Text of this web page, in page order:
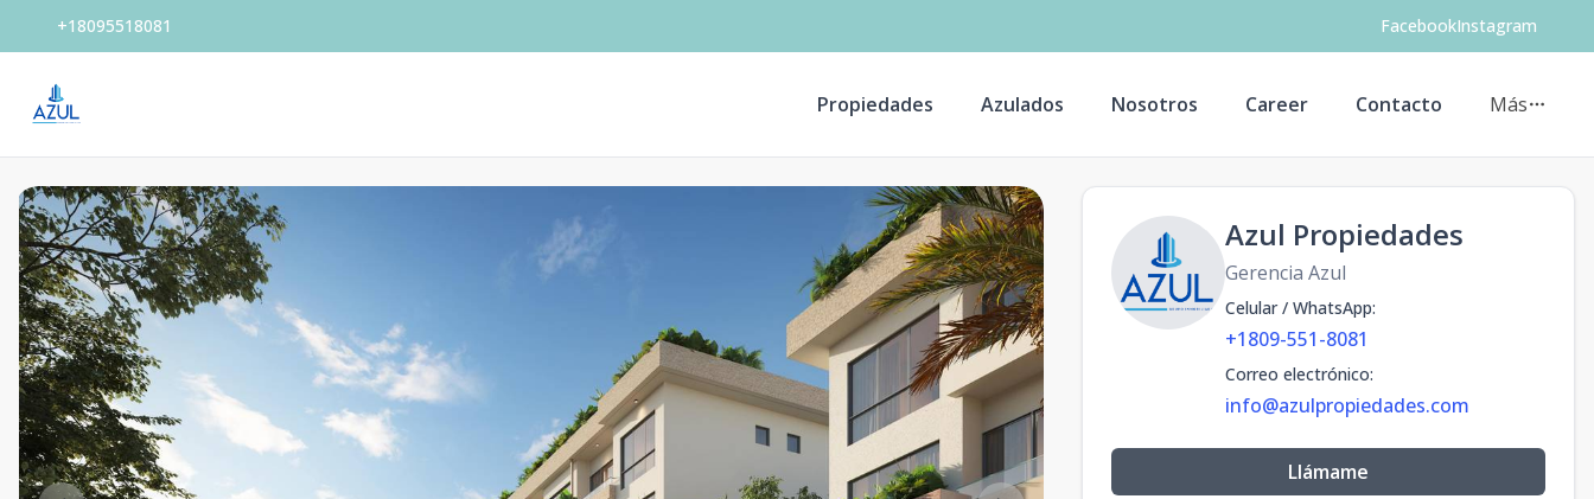
+18095518081 FacebookInstagram
Propiedades Azulados Nosotros Career Contacto Más
Azul Propiedades
Gerencia Azul
Celular / WhatsApp:
+1809-551-8081
Correo electrónico:
info@azulpropiedades.com
Llámame